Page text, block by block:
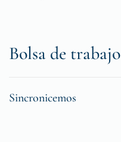
Bolsa de trabajo
Sincronicemos